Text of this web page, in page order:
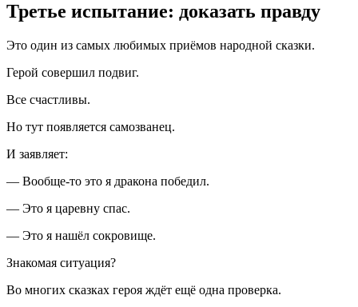
Третье испытание: доказать правду
Это один из самых любимых приёмов народной сказки.
Герой совершил подвиг.
Все счастливы.
Но тут появляется самозванец.
И заявляет:
— Вообще-то это я дракона победил.
— Это я царевну спас.
— Это я нашёл сокровище.
Знакомая ситуация?
Во многих сказках героя ждёт ещё одна проверка.